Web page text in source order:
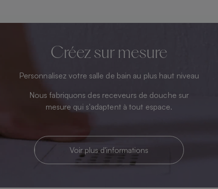
Créez sur mesure
Personnalisez votre salle de bain au plus haut niveau
Nous fabriquons des receveurs de douche sur
mesure qui s'adaptent à tout espace.
Voir plus d'informations